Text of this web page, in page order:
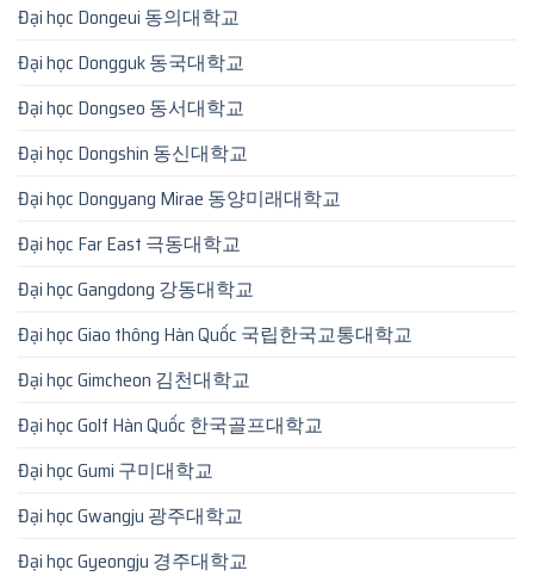
Đại học Dongeui 동의대학교
Đại học Dongguk 동국대학교
Đại học Dongseo 동서대학교
Đại học Dongshin 동신대학교
Đại học Dongyang Mirae 동양미래대학교
Đại học Far East 극동대학교
Đại học Gangdong 강동대학교
Đại học Giao thông Hàn Quốc 국립한국교통대학교
Đại học Gimcheon 김천대학교
Đại học Golf Hàn Quốc 한국골프대학교
Đại học Gumi 구미대학교
Đại học Gwangju 광주대학교
Đại học Gyeongju 경주대학교